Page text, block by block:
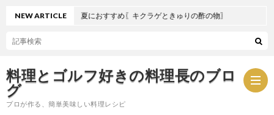
料理とゴルフ好きの料理長のブロ
グ
プロが作る、簡単美味しい料理レシピ
NEW ARTICLE夏におすすめ〖キクラゲときゅりの酢の物〗